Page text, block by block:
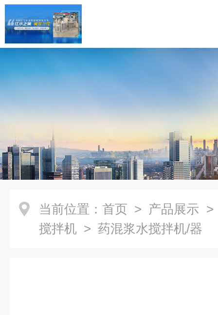
当前位置： 首页 > 产品展示
搅拌机 > 药混浆水搅拌机/器